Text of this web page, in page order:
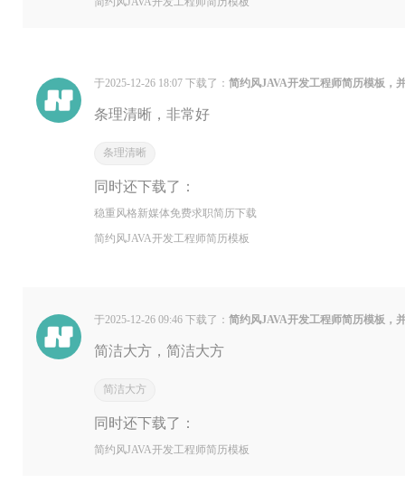
于2025-12-26 18:07 下载了：简约风JAVA开发工程师简历模板，
条理清晰，非常好
条理清晰
同时还下载了：
稳重风格新媒体免费求职简历下载
简约风JAVA开发工程师简历模板
于2025-12-26 09:46 下载了：简约风JAVA开发工程师简历模板，
简洁大方，简洁大方
简洁大方
同时还下载了：
简约风JAVA开发工程师简历模板